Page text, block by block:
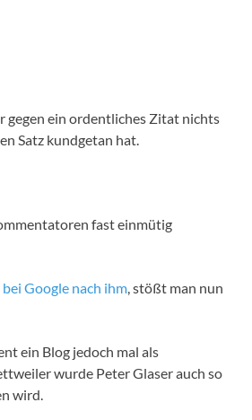
gegen ein ordentliches Zitat nichts
Satz kundgetan hat.
fast einmütig
Google nach ihm, stößt man nun
ein Blog jedoch mal als
wurde Peter Glaser auch so
wird.